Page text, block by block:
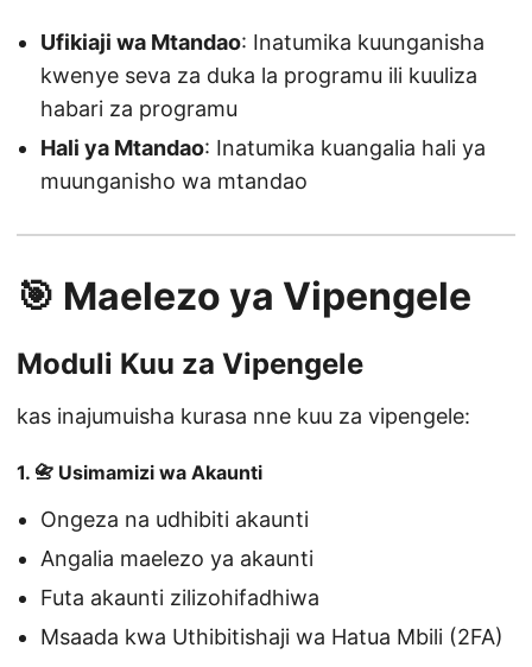
Ufikiaji wa Mtandao: Inatumika kuunganisha
kwenye seva za duka la programu ili kuuliza
habari za programu
Hali ya Mtandao: Inatumika kuangalia hali ya
muunganisho wa mtandao
🎯 Maelezo ya Vipengele
Moduli Kuu za Vipengele
kas inajumuisha kurasa nne kuu za vipengele:
1. 📇 Usimamizi wa Akaunti
Ongeza na udhibiti akaunti
Angalia maelezo ya akaunti
Futa akaunti zilizohifadhiwa
Msaada kwa Uthibitishaji wa Hatua Mbili (2FA)